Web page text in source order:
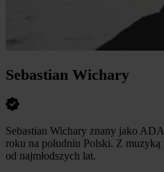
Sebastian Wichary
Sebastian Wichary znany jako
roku na południu Polski. Z
od najmłodszych lat.